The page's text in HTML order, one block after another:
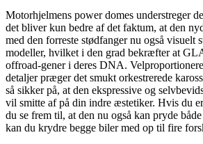
Motorhjelmens power domes understreger
det bliver kun bedre af det faktum, at den
med den forreste stødfanger nu også visuelt
modeller, hvilket i den grad bekræfter at
offroad-gener i deres DNA.
detaljer præger det smukt orkestrerede
så sikker på, at den ekspressive og
vil smitte af på din indre æstetiker. Hvis du
du se frem til, at den nu også kan pryde
kan du krydre begge biler med op til fire